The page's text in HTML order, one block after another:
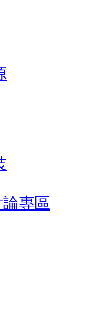
論專區